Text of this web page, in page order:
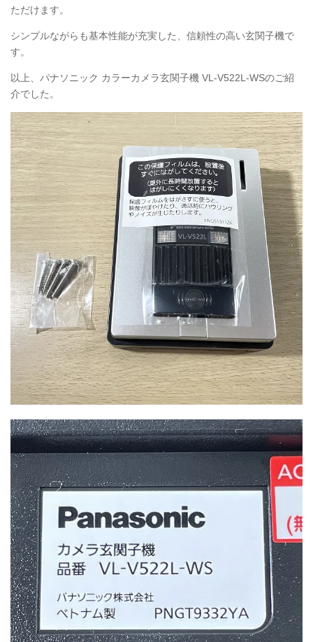
ただけます。
シンプルながらも基本性能が充実した、信頼性の高い玄関子機で
す。
以上、パナソニック カラーカメラ玄関子機 VL-V522L-WSのご紹
介でした。